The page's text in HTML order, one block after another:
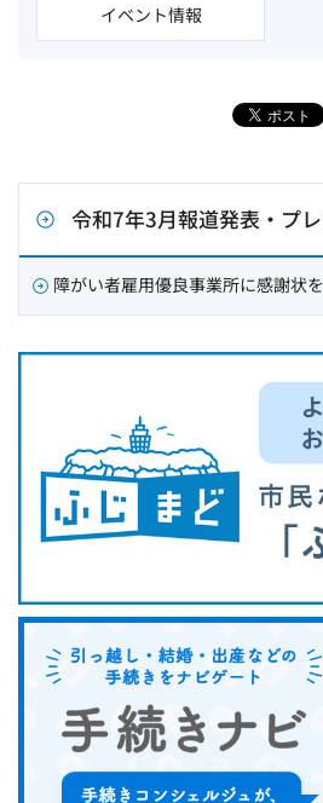
イベント情報
令和7年3月報道発表・プ
障がい者雇用優良事業所に感謝状